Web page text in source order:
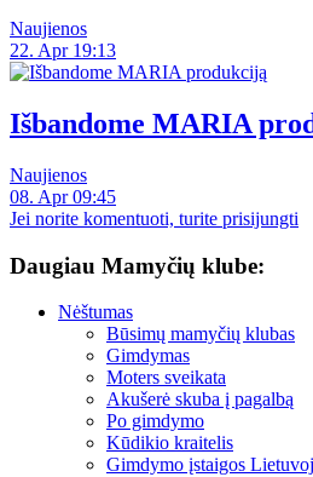
Naujienos
22. Apr 19:13
Išbandome MARIA
Naujienos
08. Apr 09:45
Jei norite komentuoti, turite prisijungti
Daugiau Mamyčių klube:
Nėštumas
Būsimų mamyčių klubas
Gimdymas
Moters sveikata
Akušerė skuba į pagalbą
Po gimdymo
Kūdikio kraitelis
Gimdymo įstaigos